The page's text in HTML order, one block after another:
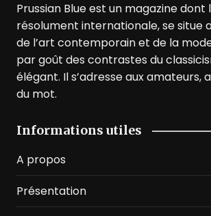
Prussian Blue est un magazine dont
résolument internationale, se situe
de l’art contemporain et de la
par goût des contrastes du
élégant. Il s’adresse aux amateurs,
du mot.
Informations utiles
A propos
Présentation